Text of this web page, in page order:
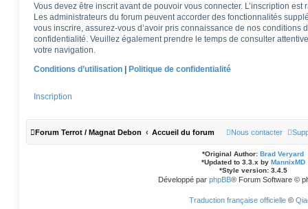
Vous devez être inscrit avant de pouvoir vous connecter. L’inscription
Les administrateurs du forum peuvent accorder des fonctionnalités
vous inscrire, assurez-vous d’avoir pris connaissance de nos conditions
confidentialité. Veuillez également prendre le temps de consulter
votre navigation.
Conditions d’utilisation | Politique de confidentialité
Inscription
Forum Terrot / Magnat Debon Accueil du forum Nous contacter
*Original Author: Brad Veryard
*Updated to 3.3.x by MannixMD
*Style version: 3.4.5
Développé par phpBB® Forum Software ©
Traduction française officielle©